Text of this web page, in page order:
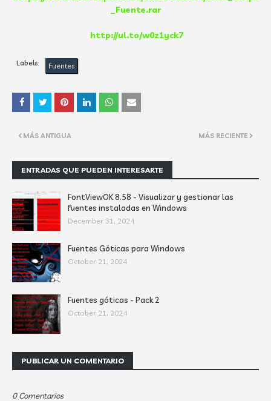
_Fuente.rar
http://ul.to/w0z1yck7
Labels: Fuentes
MÁS RECIENTE
MÁS ANTIGUA
ENTRADAS QUE PUEDEN INTERESARTE
FontViewOK 8.58 - Visualizar y gestionar las
fuentes instaladas en Windows
December 31, 2024
Fuentes Góticas para Windows
October 21, 2024
Fuentes góticas - Pack 2
October 21, 2024
PUBLICAR UN COMENTARIO
0 Comentarios